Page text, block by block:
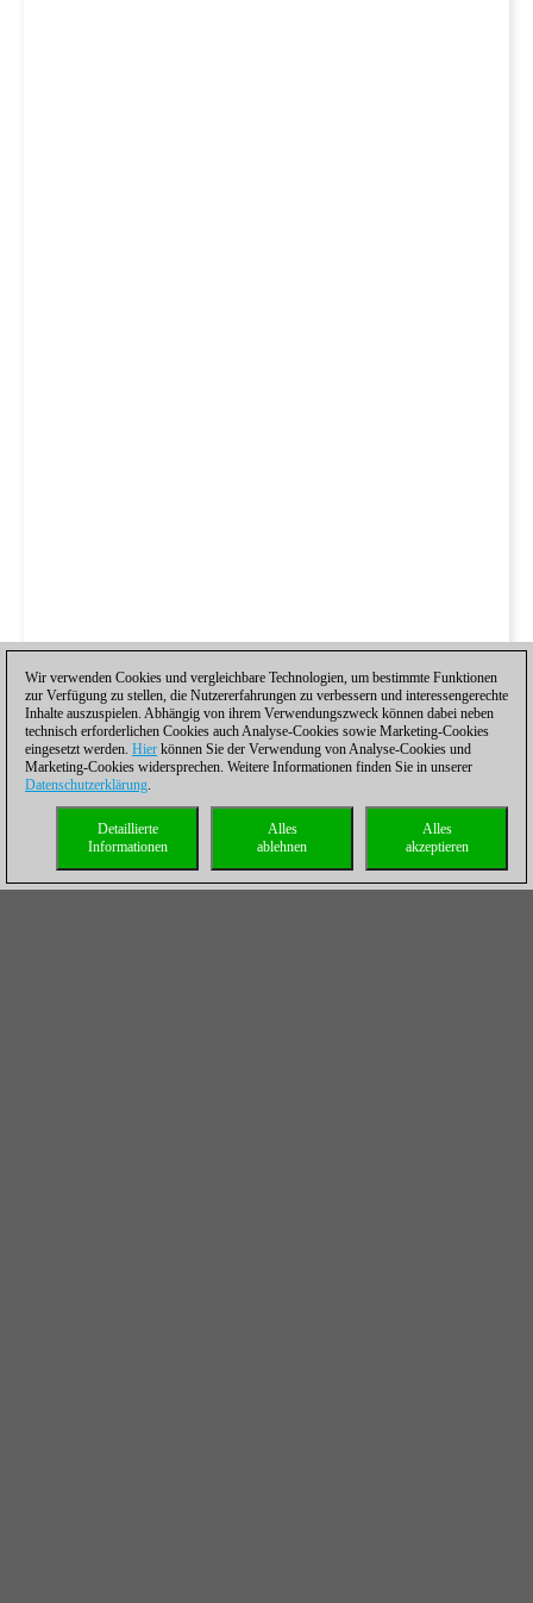
Wir verwenden Cookies und vergleichbare Technologien, um bestimmte Funktionen
zur Verfügung zu stellen, die Nutzererfahrungen zu verbessern und interessengerechte
Inhalte auszuspielen. Abhängig von ihrem Verwendungszweck können dabei neben
technisch erforderlichen Cookies auch Analyse-Cookies sowie Marketing-Cookies
eingesetzt werden. Hier können Sie der Verwendung von Analyse-Cookies und
Marketing-Cookies widersprechen. Weitere Informationen finden Sie in unserer
Datenschutzerklärung.
Alles
akzeptieren
Alles
ablehnen
Detaillierte
Informationen